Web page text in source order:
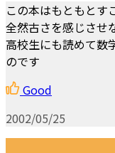
この本はもともとす
全然古さを感じさせ
高校生にも読めて数
のです
Good
2002/05/25